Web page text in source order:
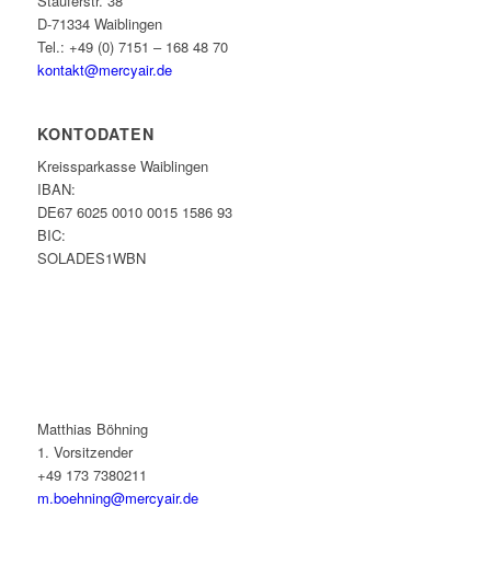
D-71334 Waiblingen
Tel.: +49 (0) 7151 – 168 48 70
kontakt@mercyair.de
KONTODATEN
Kreissparkasse Waiblingen
IBAN:
DE67 6025 0010 0015 1586 93
BIC:
SOLADES1WBN
Matthias Böhning
1. Vorsitzender
+49 173 7380211
m.boehning@mercyair.de